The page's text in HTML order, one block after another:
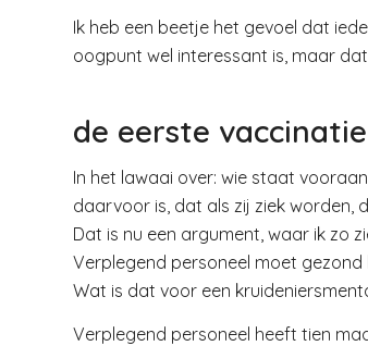
Ik heb een beetje het gevoel dat
oogpunt wel interessant is, maar
de eerste
In het lawaai over: wie staat
daarvoor is, dat als zij ziek worden,
Dat is nu een argument, waar ik zo
Verplegend personeel moet gezond
Wat is dat voor een
Verplegend personeel heeft tien